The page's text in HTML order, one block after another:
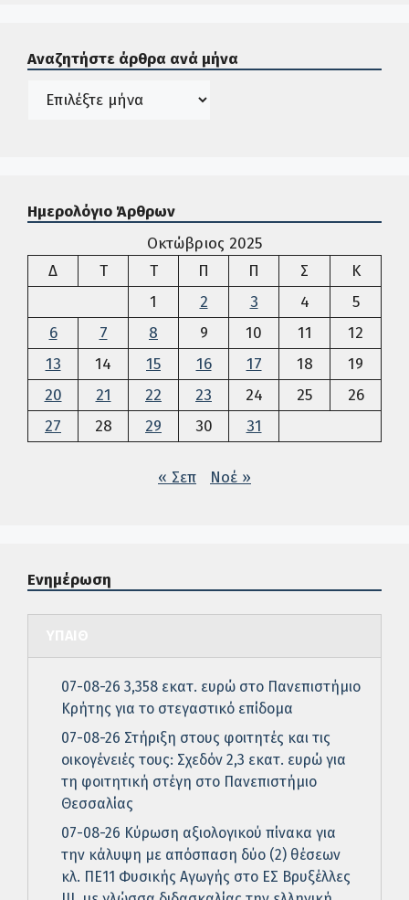
Αναζητήστε άρθρα ανά μήνα
Ιστορικό
Ημερολόγιο Άρθρων
Οκτώβριος 2025
ΔΔευτέρα
ΤΤρίτη ΤΤετάρτη
Π Πέμπτη
Π Παρασκευή
Σ Σάββατο
Κ
1
2 3 4
5
6
7 8 9 10 11
12
13
14 15 16 17 18
19
20
21 22 23 24 25
26
27
28 29 30 31
« Σεπ Νοέ »
Ενημέρωση
07-08-26 3,358 εκατ. ευρώ στο Πανεπιστήμιο
Κρήτης για το στεγαστικό επίδομα
07-08-26 Στήριξη στους φοιτητές και τις
οικογένειές τους: Σχεδόν 2,3 εκατ. ευρώ για
τη φοιτητική στέγη στο Πανεπιστήμιο
Θεσσαλίας
07-08-26 Κύρωση αξιολογικού πίνακα για
την κάλυψη με απόσπαση δύο (2) θέσεων
κλ. ΠΕ11 Φυσικής Αγωγής στο ΕΣ Βρυξέλλες